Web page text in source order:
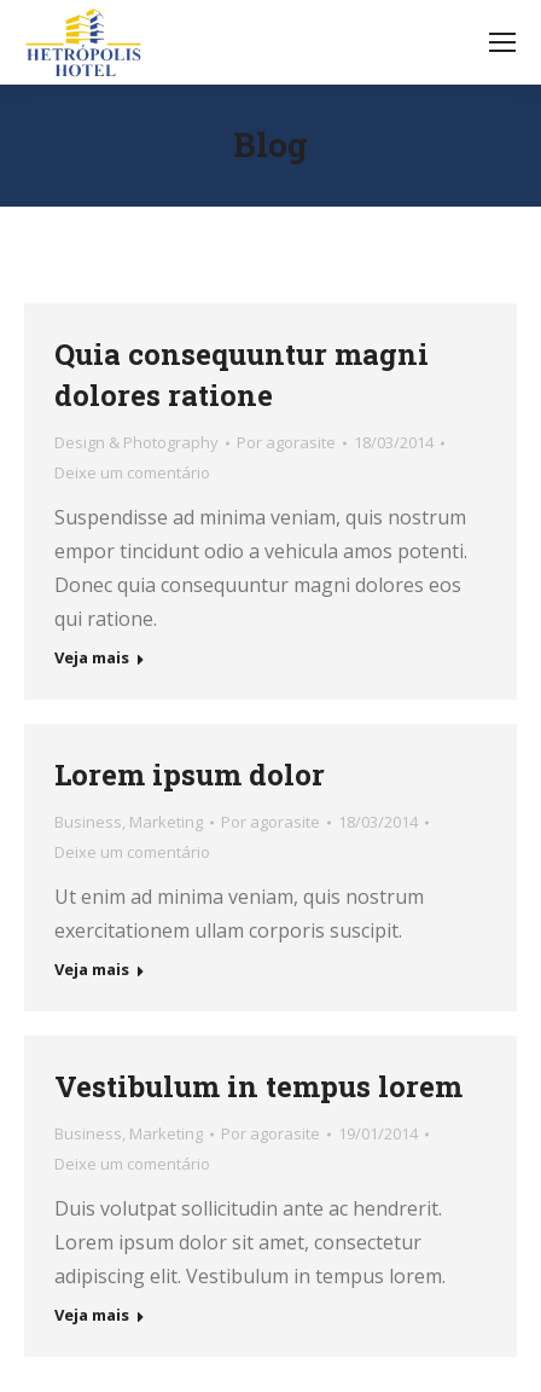
Blog
Quia consequuntur magni
dolores ratione
Design & Photography Por agorasite
18/03/2014
Deixe um comentário
Suspendisse ad minima veniam, quis nostrum
empor tincidunt odio a vehicula amos potenti.
Donec quia consequuntur magni dolores eos
qui ratione.
Veja mais
Lorem ipsum dolor
Business, Marketing Por agorasite
18/03/2014
Deixe um comentário
Ut enim ad minima veniam, quis nostrum
exercitationem ullam corporis suscipit.
Veja mais
Vestibulum in tempus lorem
Business, Marketing Por agorasite
19/01/2014
Deixe um comentário
Duis volutpat sollicitudin ante ac hendrerit.
Lorem ipsum dolor sit amet, consectetur
adipiscing elit. Vestibulum in tempus lorem.
Veja mais